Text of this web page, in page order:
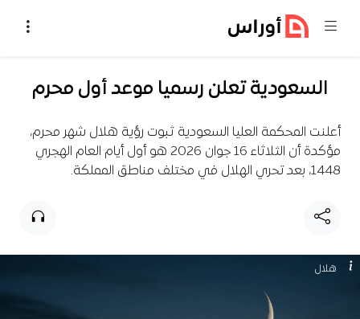
السعودية تعلن رسميا موعد أول محرم
أعلنت المحكمة العليا السعودية ثبوت رؤية هلال شهر محرم،
مؤكدة أن الثلاثاء 16 جوان 2026 هو أول أيام العام الهجري
1448، بعد تحري الهلال في مختلف مناطق المملكة.
هلال